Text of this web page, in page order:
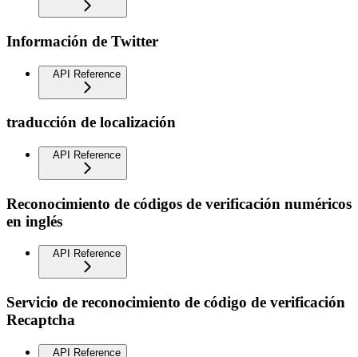
Información de Twitter
API Reference
traducción de localización
API Reference
Reconocimiento de códigos de verificación numéricos
en inglés
API Reference
Servicio de reconocimiento de código de verificación
Recaptcha
API Reference